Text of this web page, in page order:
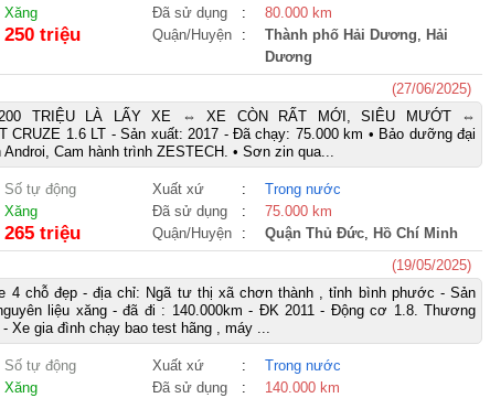
Xăng Đã sử dụng :
80.000 km
250 triệu Quận/Huyện : Thành phố Hải Dương, Hải
Dương
(27/06/2025)
TRIỆU LÀ LẤY XE ⇔ XE CÒN RẤT MỚI, SIÊU MƯỚT ⇔
CRUZE 1.6 LT - Sản xuất: 2017 - Đã chạy: 75.000 km • Bảo dưỡng đại
Androi, Cam hành trình ZESTECH. • Sơn zin qua...
Số tự động Xuất xứ :
Trong nước
Xăng Đã sử dụng :
75.000 km
265 triệu Quận/Huyện : Quận Thủ Đức, Hồ Chí Minh
(19/05/2025)
4 chỗ đẹp - địa chỉ: Ngã tư thị xã chơn thành , tỉnh bình phước - Sản
liệu xăng - đã đi : 140.000km - ĐK 2011 - Động cơ 1.8. Thương
- Xe gia đình chạy bao test hãng , máy ...
Số tự động Xuất xứ :
Trong nước
Xăng Đã sử dụng :
140.000 km